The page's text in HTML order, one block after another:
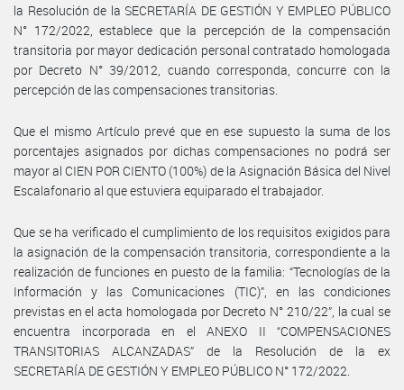
la Resolución de la SECRETARÍA DE GESTIÓN Y EMPLEO PÚBLICO
N° 172/2022, establece que la percepción de la compensación
transitoria por mayor dedicación personal contratado homologada
por Decreto N° 39/2012, cuando corresponda, concurre con la
percepción de las compensaciones transitorias.
Que el mismo Artículo prevé que en ese supuesto la suma de los
porcentajes asignados por dichas compensaciones no podrá ser
mayor al CIEN POR CIENTO (100%) de la Asignación Básica del Nivel
Escalafonario al que estuviera equiparado el trabajador.
Que se ha verificado el cumplimiento de los requisitos exigidos para
la asignación de la compensación transitoria, correspondiente a la
realización de funciones en puesto de la familia: “Tecnologías de la
Información y las Comunicaciones (TIC)”, en las condiciones
previstas en el acta homologada por Decreto N° 210/22”, la cual se
encuentra incorporada en el ANEXO II “COMPENSACIONES
TRANSITORIAS ALCANZADAS” de la Resolución de la ex
SECRETARÍA DE GESTIÓN Y EMPLEO PÚBLICO N° 172/2022.